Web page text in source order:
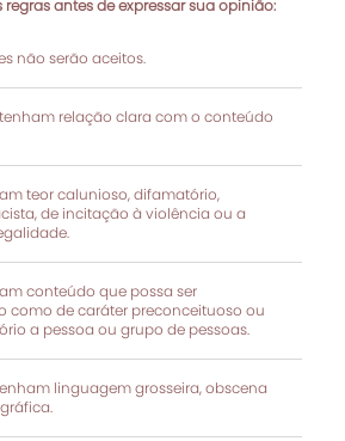
regras antes de expressar sua opinião:
não serão aceitos.
relação clara com o conteúdo
teor calunioso, difamatório,
de incitação à violência ou a
conteúdo que possa ser
como de caráter preconceituoso ou
a pessoa ou grupo de pessoas.
linguagem grosseira, obscena